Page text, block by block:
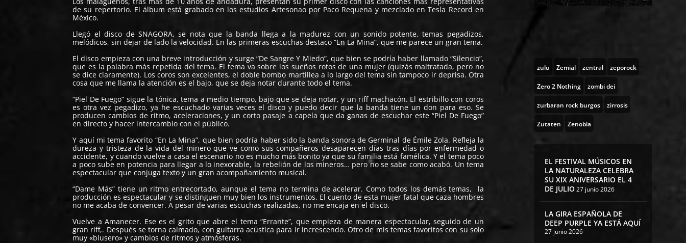
de su repertorio. El álbum está grabado en los estudios Artesonao por Paco Requena y mezclado en Tesla Record en
México.
Llegó el disco deSNAGORA, se nota que la banda llega a la madurez con un sonido potente, temas pegadizos,
melódicos, sin dejar de lado la velocidad. En las primeras escuchas destaco “En La Mina”, que me parece un gran tema.
El disco empieza con una breve introducción y surge “De Sangre Y Miedo”, que bien se podría haber llamado “Silencio”,
que es la palabra más repetida del tema. El tema va sobre los sueños rotos de una mujer (quizás maltratada, pero no
se dice claramente). Los coros son excelentes, el doble bombo martillea a lo largo del tema sin tampoco ir deprisa. Otra
cosa que me llama la atención es el bajo, que se deja notar durante todo el tema.
“Piel De Fuego” sigue la tónica, tema a medio tiempo, bajo que se deja notar, y un riff machacón. El estribillo con coros
es otra vez pegadizo, ya he escuchado varias veces el disco y puedo decir que la banda tiene un don para eso. Se
producen cambios de ritmo, aceleraciones, y un corto pasaje a capela que da ganas de escuchar este “Piel De Fuego”
en directo y hacer intercambio con el público.
Y aquí mi tema favorito “En La Mina”, que bien podría haber sido la banda sonora de Germinal de Émile Zola. Refleja la
dureza y tristeza de la vida del minero que ve como sus compañeros desaparecen días tras días por enfermedad o
accidente, y cuando vuelve a casa el escenario no es mucho más bonito ya que su familia está famélica. Y el tema poco
a poco sube en potencia para llegar a lo inexorable, la rebelión de los mineros… pero no se sabe como acabó. Un tema
espectacular que conjuga texto y un gran acompañamiento musical.
“Dame Más” tiene un ritmo entrecortado, aunque el tema no termina de acelerar. Como todos los demás temas, la
producción es espectacular y se distinguen muy bien los instrumentos. El cuento de esta mujer fatal que caza hombres
no me acaba de convencer. A pesar de varias escuchas realizadas, no me encaja en el disco.
Vuelve a Amanecer. Ese es el grito que abre el tema “Errante”, que empieza de manera espectacular, seguido de un
gran riff,. Después se torna calmado, con guitarra acústica para ir increscendo. Otro de mis temas favoritos con su solo
muy «blusero» y cambios de ritmos y atmósferas.
zulu Zemial zentral zeporock
Zero 2 Nothing zombi dei
zurbaran rock burgos zirrosis
Zutaten Zenobia
EL FESTIVAL MÚSICOS EN
LA NATURALEZA CELEBRA
SU XIX ANIVERSARIO EL 4
DE JULIO27 junio 2026
LA GIRA ESPAÑOLA DE
DEEP PURPLE YA ESTÁ AQUÍ
27 junio 2026